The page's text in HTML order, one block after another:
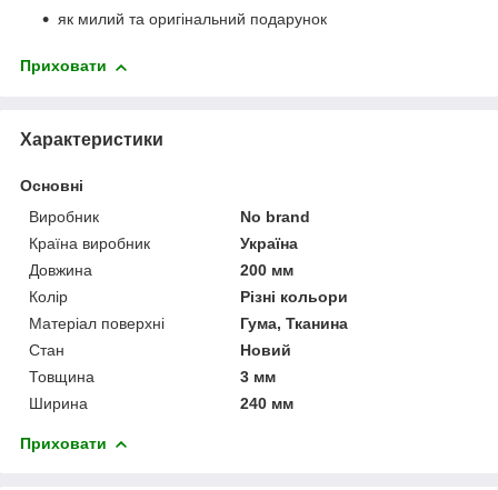
як милий та оригінальний подарунок
Приховати
Характеристики
Основні
Виробник
No brand
Країна виробник
Україна
Довжина
200 мм
Колір
Різні кольори
Матеріал поверхні
Гума, Тканина
Стан
Новий
Товщина
3 мм
Ширина
240 мм
Приховати